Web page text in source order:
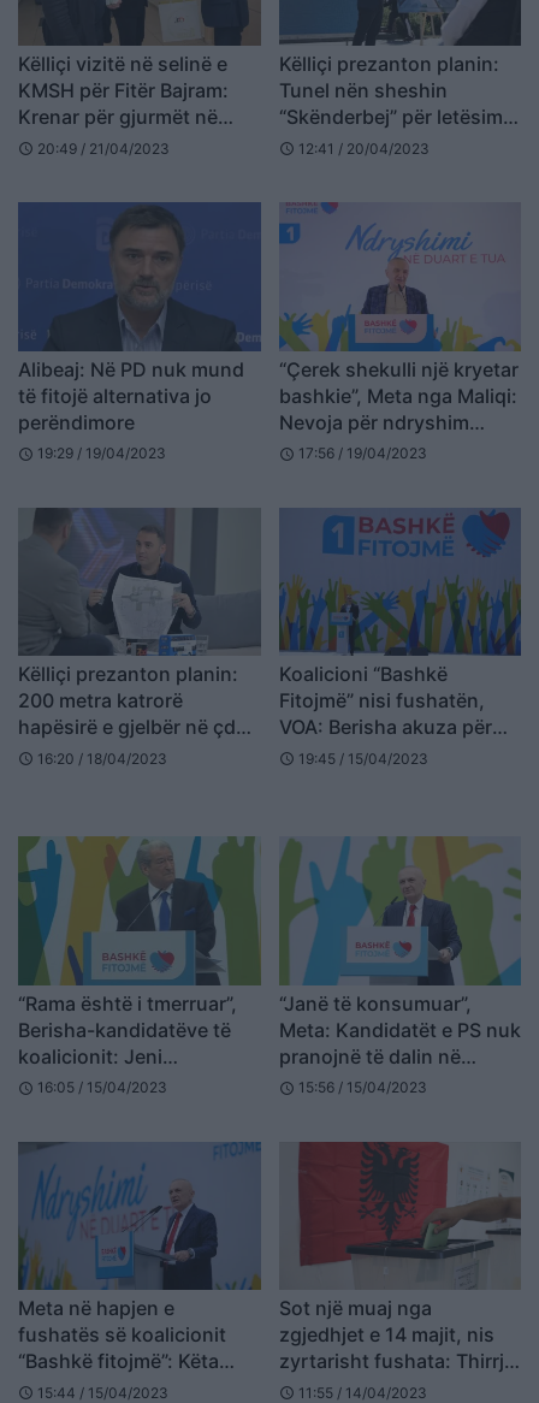
Këlliçi vizitë në selinë e
KMSH për Fitër Bajram:
Krenar për gjurmët në
shërbim të qytetit
schedule 20:49 / 21/04/2023
Këlliçi prezanton planin:
Tunel nën sheshin
“Skënderbej” për letësimin
e trafikut
schedule 12:41 / 20/04/2023
Alibeaj: Në PD nuk mund
të fitojë alternativa jo
perëndimore
schedule 19:29 / 19/04/2023
“Çerek shekulli një kryetar
bashkie”, Meta nga Maliqi:
Nevoja për ndryshim
është ulëritëse
schedule 17:56 / 19/04/2023
Këlliçi prezanton planin:
200 metra katrorë
hapësirë e gjelbër në çdo
lagje
schedule 16:20 / 18/04/2023
Koalicioni “Bashkë
Fitojmë” nisi fushatën,
VOA: Berisha akuza për
qeverisje të korruptuar,
schedule 19:45 / 15/04/2023
“Rama është i tmerruar”,
Berisha-kandidatëve të
koalicionit: Jeni
kampionët e lirisë
schedule 16:05 / 15/04/2023
“Janë të konsumuar”,
Meta: Kandidatët e PS nuk
pranojnë të dalin në
debate televizive
schedule 15:56 / 15/04/2023
Meta në hapjen e
fushatës së koalicionit
“Bashkë fitojmë”: Këta
kandidatë nuk kanë rivalë
schedule 15:44 / 15/04/2023
Sot një muaj nga
zgjedhjet e 14 majit, nis
zyrtarisht fushata: Thirrje
për qetësi dhe proces të
schedule 11:55 / 14/04/2023